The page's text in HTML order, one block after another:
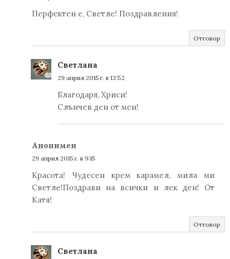
Перфектен е, Светле! Поздравления!
Отговор
Светлана
29 април 2015 г. в 13:52
Благодаря, Хриси!
Слънчев ден от мен!
Анонимен
29 април 2015 г. в 9:15
Красота! Чудесен крем карамел, мила ми
Светле!Поздрави на всички и лек ден! От
Катя!
Отговор
Светлана